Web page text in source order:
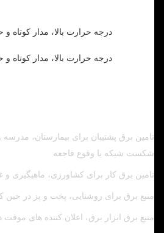
درجه حرارت بالا، مدار کوتاه
درجه حرارت بالا، مدار کوتاه
تامین برق پشتیبان برای بیمارستان،
شکست شبکه یا وقوع فاجعه
تامین برق کار برای کشاورزی، ماهیگیری و
منبع برق برای روشنایی، پخت و پز در حین
منبع برق ابزار برق، اعلان کننده های